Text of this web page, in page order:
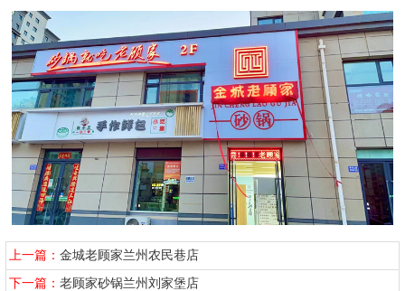
上一篇：金城老顾家兰州农民巷店
下一篇：老顾家砂锅兰州刘家堡店